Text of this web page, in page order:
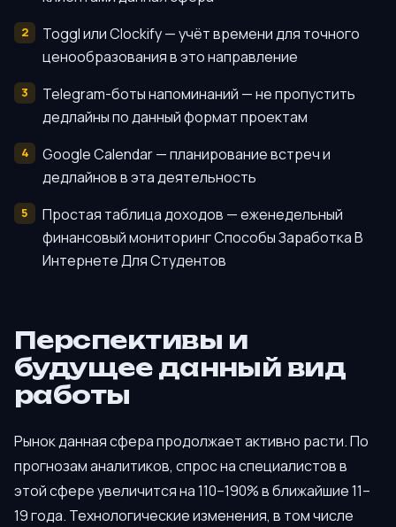
Toggl или Clockify — учёт времени для точного
ценообразования в это направление
Telegram-боты напоминаний — не пропустить
дедлайны по данный формат проектам
Google Calendar — планирование встреч и
дедлайнов в эта деятельность
Простая таблица доходов — еженедельный
финансовый мониторинг Способы Заработка В
Интернете Для Студентов
Перспективы и
будущее данный вид
работы
Рынок данная сфера продолжает активно расти. По
прогнозам аналитиков, спрос на специалистов в
этой сфере увеличится на 110–190% в ближайшие 11–
19 года. Технологические изменения, в том числе